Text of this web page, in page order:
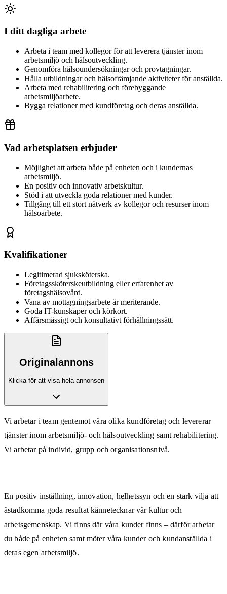
I ditt dagliga arbete
Arbeta i team med kollegor för att leverera tjänster inom
arbetsmiljö och hälsoutveckling.
Genomföra hälsoundersökningar och provtagningar.
Hålla utbildningar och hälsofrämjande aktiviteter för anställda.
Arbeta med rehabilitering och förebyggande
arbetsmiljöarbete.
Bygga relationer med kundföretag och deras anställda.
Vad arbetsplatsen erbjuder
Möjlighet att arbeta både på enheten och i kundernas
arbetsmiljö.
En positiv och innovativ arbetskultur.
Stöd i att utveckla goda relationer med kunder.
Tillgång till ett stort nätverk av kollegor och resurser inom
hälsoarbete.
Kvalifikationer
Legitimerad sjuksköterska.
Företagssköterskeutbildning eller erfarenhet av
företagshälsovård.
Vana av mottagningsarbete är meriterande.
Goda IT-kunskaper och körkort.
Affärsmässigt och konsultativt förhållningssätt.
Originalannons
Klicka för att visa hela annonsen
Vi arbetar i team gentemot våra olika kundföretag och levererar
tjänster inom arbetsmiljö- och hälsoutveckling samt rehabilitering.
Vi arbetar på individ, grupp och organisationsnivå.
En positiv inställning, innovation, helhetssyn och en stark vilja att
åstadkomma goda resultat kännetecknar vår kultur och
arbetsgemenskap. Vi finns där våra kunder finns – därför arbetar
du både på enheten samt möter våra kunder och kundanställda i
deras egen arbetsmiljö.